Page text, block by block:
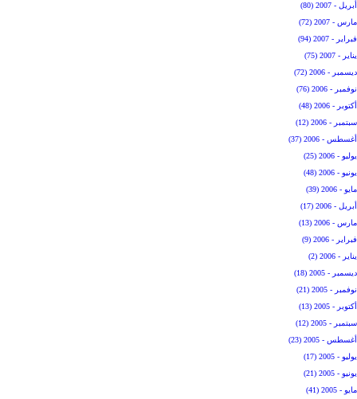
أبريل - 2007 (80)
مارس - 2007 (72)
فبراير - 2007 (94)
يناير - 2007 (75)
ديسمبر - 2006 (72)
نوفمبر - 2006 (76)
أكتوبر - 2006 (48)
سبتمبر - 2006 (12)
أغسطس - 2006 (37)
يوليو - 2006 (25)
يونيو - 2006 (48)
مايو - 2006 (39)
أبريل - 2006 (17)
مارس - 2006 (13)
فبراير - 2006 (9)
يناير - 2006 (2)
ديسمبر - 2005 (18)
نوفمبر - 2005 (21)
أكتوبر - 2005 (13)
سبتمبر - 2005 (12)
أغسطس - 2005 (23)
يوليو - 2005 (17)
يونيو - 2005 (21)
مايو - 2005 (41)